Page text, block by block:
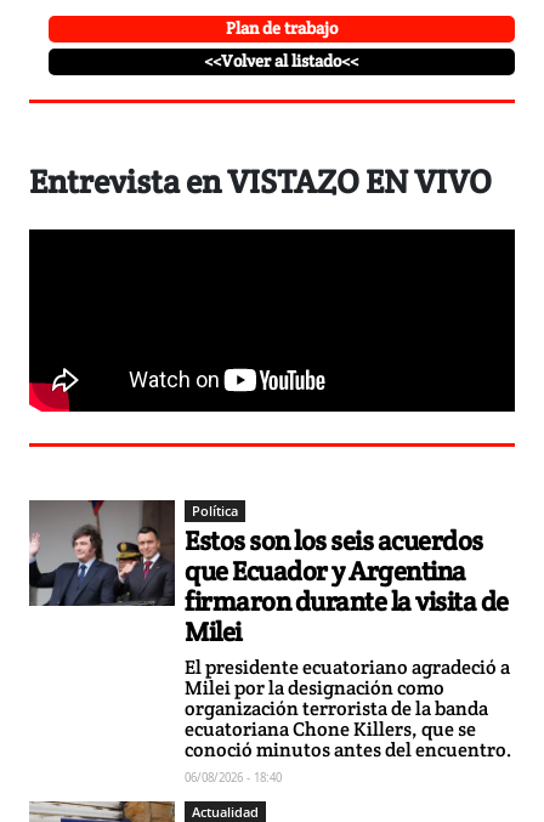
Plan de trabajo
<<Volver al listado<<
Entrevista en VISTAZO EN VIVO
Política
Estos son los seis acuerdos
que Ecuador y Argentina
firmaron durante la visita de
Milei
El presidente ecuatoriano agradeció a
Milei por la designación como
organización terrorista de la banda
ecuatoriana Chone Killers, que se
conoció minutos antes del encuentro.
06/08/2026 - 18:40
Actualidad